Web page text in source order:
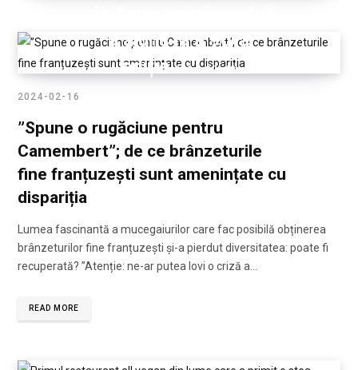
a ajuns la a 90-a
ediție 2024-02-20
2024-02-16
”Spune o rugăciune pentru
Camembert”; de ce brânzeturile
fine franțuzești sunt amenințate cu
dispariția
Lumea fascinantă a mucegaiurilor care fac posibilă obținerea
brânzeturilor fine franțuzești și-a pierdut diversitatea: poate fi
recuperată? ”Atenție: ne-ar putea lovi o criză a…
READ MORE